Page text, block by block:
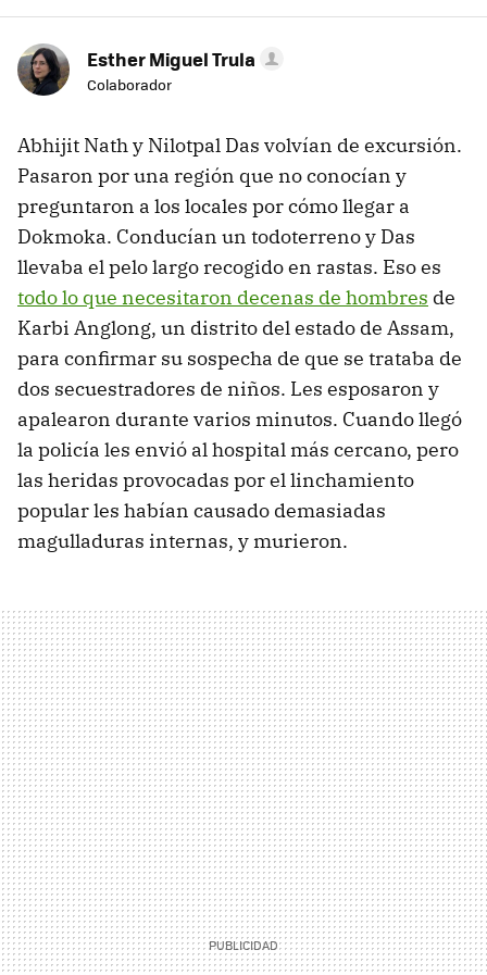
Esther Miguel Trula
Colaborador
Abhijit Nath y Nilotpal Das volvían de excursión.
Pasaron por una región que no conocían y
preguntaron a los locales por cómo llegar a
Dokmoka. Conducían un todoterreno y Das
llevaba el pelo largo recogido en rastas. Eso es
todo lo que necesitaron decenas de hombres de
Karbi Anglong, un distrito del estado de Assam,
para confirmar su sospecha de que se trataba de
dos secuestradores de niños. Les esposaron y
apalearon durante varios minutos. Cuando llegó
la policía les envió al hospital más cercano, pero
las heridas provocadas por el linchamiento
popular les habían causado demasiadas
magulladuras internas, y murieron.